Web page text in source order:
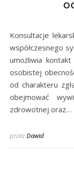
Konsultacje lekarskie online stanowią jeden z elementów
współczesnego
umożliwia
osobistej
od charakteru
obejmować
zdrowotnej oraz…
przezDawid